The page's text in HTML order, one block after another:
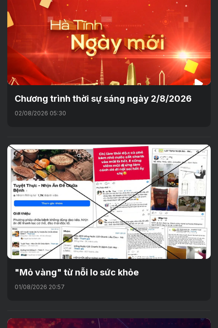
Chương trình thời sự sáng ngày 2/8/2026
02/08/2026 05:30
"Mỏ vàng" từ nỗi lo sức khỏe
01/08/2026 20:57